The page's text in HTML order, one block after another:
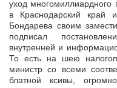
уход многомиллиардного
в Краснодарский край
Бондарева своим
подписал
внутренней и
То есть на шею
министр со всеми
блатной ксивы,